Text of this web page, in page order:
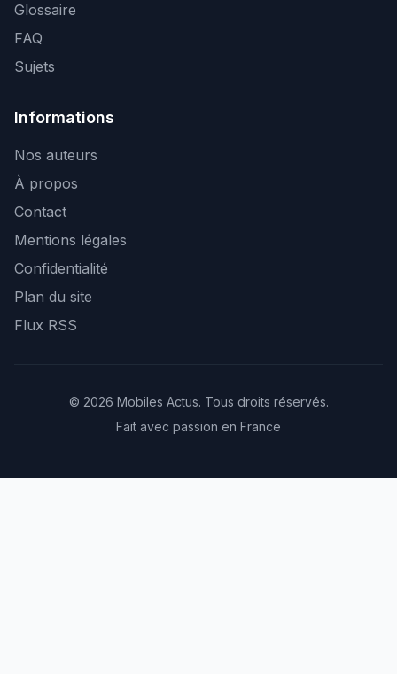
Glossaire
FAQ
Sujets
Informations
Nos auteurs
À propos
Contact
Mentions légales
Confidentialité
Plan du site
Flux RSS
© 2026 Mobiles Actus. Tous droits réservés.
Fait avec passion en France